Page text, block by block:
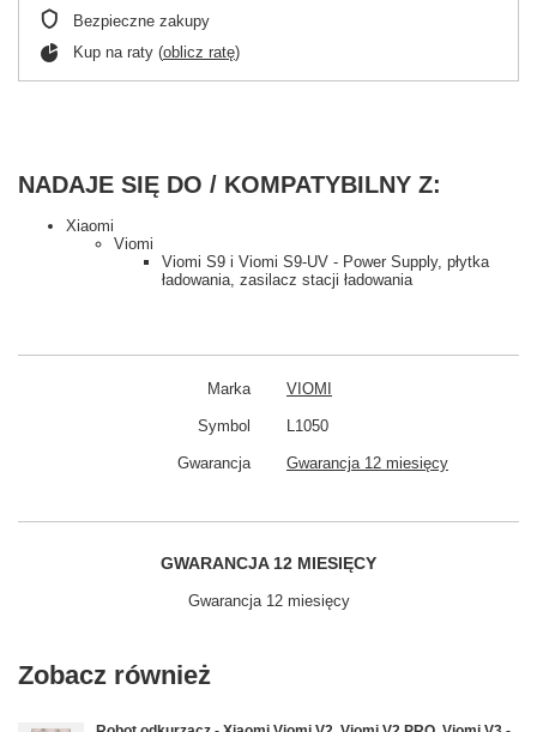
Bezpieczne zakupy
Kup na raty (oblicz ratę)
NADAJE SIĘ DO / KOMPATYBILNY Z:
Xiaomi
Viomi
Viomi S9 i Viomi S9-UV - Power Supply, płytka
ładowania, zasilacz stacji ładowania
Marka VIOMI
Symbol L1050
Gwarancja Gwarancja 12 miesięcy
GWARANCJA 12 MIESIĘCY
Gwarancja 12 miesięcy
Zobacz również